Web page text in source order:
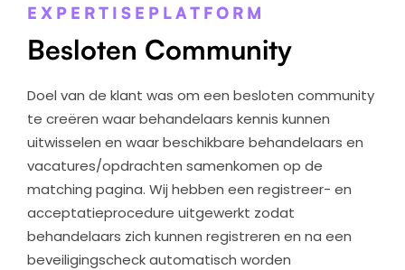
EXPERTISEPLATFORM
Besloten Community
Doel van de klant was om een besloten community
te creëren waar behandelaars kennis kunnen
uitwisselen en waar beschikbare behandelaars en
vacatures/opdrachten samenkomen op de
matching pagina. Wij hebben een registreer- en
acceptatieprocedure uitgewerkt zodat
behandelaars zich kunnen registreren en na een
beveiligingscheck automatisch worden